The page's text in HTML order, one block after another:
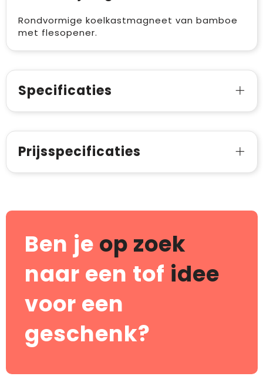
Rondvormige koelkastmagneet van bamboe
met flesopener.
Specificaties
Prijsspecificaties
Ben je op zoek
naar een tof idee
voor een
geschenk?